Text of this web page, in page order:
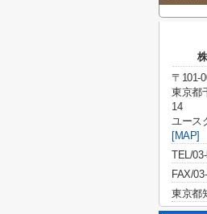
〒101-
東京都
14
ユース
[MAP]
TEL/
FAX/
東京都